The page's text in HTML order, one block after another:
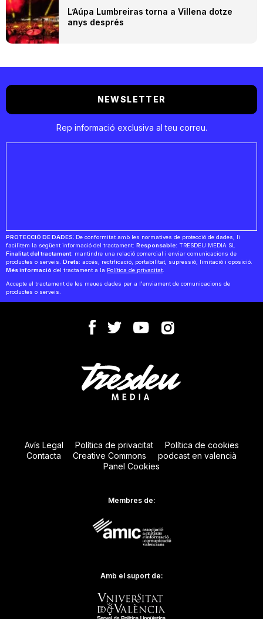
L’Aúpa Lumbreiras torna a Villena dotze
anys després
NEWSLETTER
Rep informació exclusiva al teu correu.
PROTECCIÓ DE DADES: De conformitat amb les normatives de protecció de dades, li
facilitem la següent informació del tractament: Responsable: TRESDEU MEDIA SL
Finalitat del tractament: mantindre una relació comercial i enviar comunicacions de
productes o serveis. Drets: accés, rectificació, portabilitat, supressió, limitació i oposició.
Més informació del tractament a la Política de privacitat
Accepte el tractament de les meues dades per a l'enviament de comunicacions de
productes o serveis.
Avís Legal Política de privacitat
Política de cookies
Contacta
Creative Commons
podcast en valencià
Panel Cookies
Membres de:
Amb el suport de: